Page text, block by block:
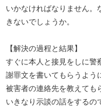
いかなければなりません。
きないでしょうか。
【解決の過程と結果】
すぐに本人と接見をしに警
謝罪文を書いてもらうよう
被害者の連絡先を教えても
いきなり示談の話をするの